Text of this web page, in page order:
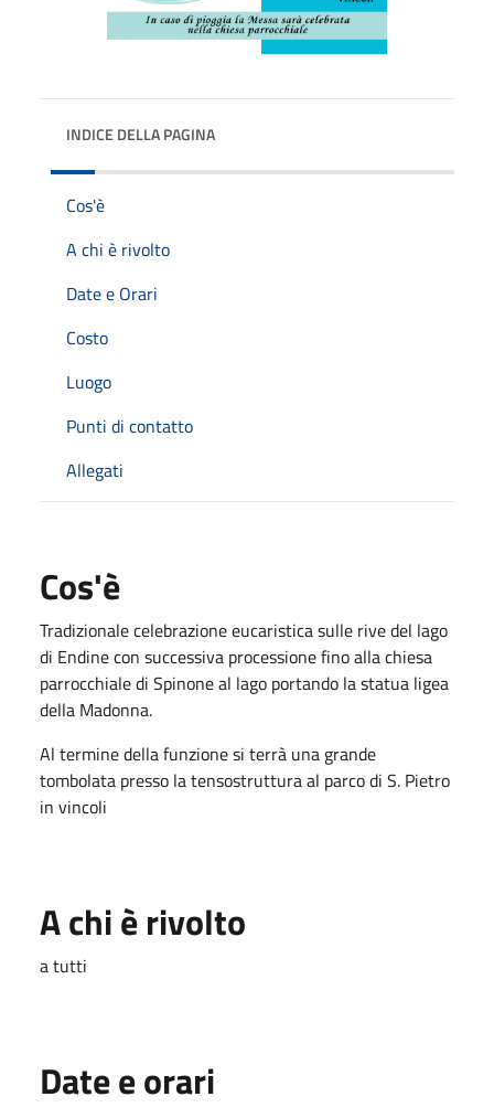
INDICE DELLA PAGINA
Cos'è
A chi è rivolto
Date e Orari
Costo
Luogo
Punti di contatto
Allegati
Cos'è
Tradizionale celebrazione eucaristica sulle rive del lago
di Endine con successiva processione fino alla chiesa
parrocchiale di Spinone al lago portando la statua ligea
della Madonna.
Al termine della funzione si terrà una grande
tombolata presso la tensostruttura al parco di S. Pietro
in vincoli
A chi è rivolto
a tutti
Date e orari